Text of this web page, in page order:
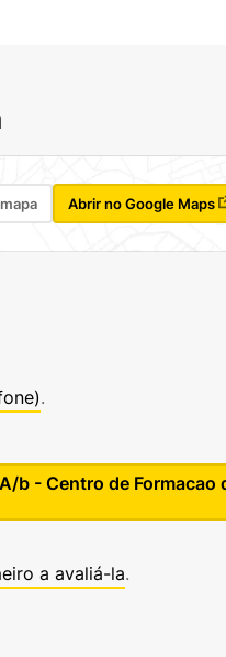
Abrir no Google Maps
.
b - Centro de Formacao
a avaliá-la.